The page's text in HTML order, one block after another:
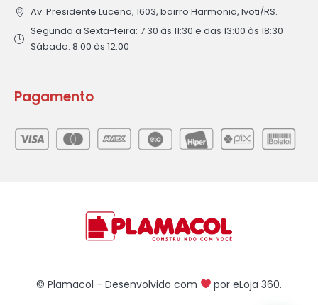
Av. Presidente Lucena, 1603, bairro Harmonia, Ivoti/RS.
Segunda a Sexta-feira: 7:30 às 11:30 e das 13:00 às 18:30
Sábado: 8:00 às 12:00
Pagamento
© Plamacol - Desenvolvido com poreLoja 360.